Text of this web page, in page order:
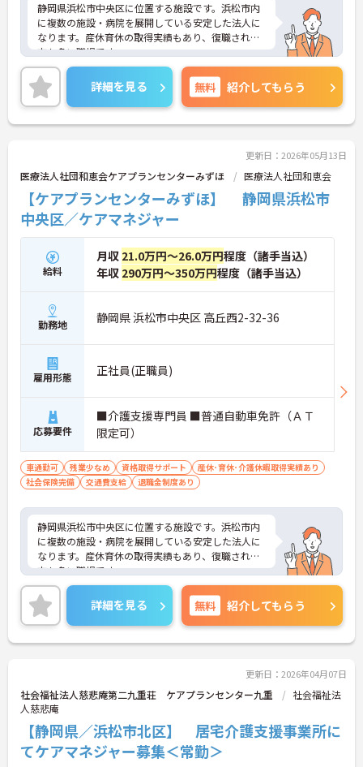
静岡県浜松市中央区に位置する施設です。浜松市内
に複数の施設・病院を展開している安定した法人に
なります。産休育休の取得実績もあり、復職される
方も多い職場です。
ご興味のある方は、面接対策ポイントなどさらに詳
細をお話致しますのでお気軽にお問い合わせ下さ
い。
詳細を見る 無料 紹介してもらう
更新日：2026年05月13日
医療法人社団和恵会ケアプランセンターみずほ 医療法人社団和恵会
【ケアプランセンターみずほ】 静岡県浜松市
中央区／ケアマネジャー
給料
月収 21.0万円～26.0万円程度（諸手当込）
年収 290万円～350万円程度（諸手当込）
勤務地 静岡県 浜松市中央区 高丘西2-32-36
雇用形態 正社員(正職員)
応募要件
■介護支援専門員 ■普通自動車免許（ＡＴ
限定可）
車通勤可 残業少なめ 資格取得サポート
産休･育休･介護休暇取得実績あり
社会保険完備
交通費支給 退職金制度あり
静岡県浜松市中央区に位置する施設です。浜松市内
に複数の施設・病院を展開している安定した法人に
なります。産休育休の取得実績もあり、復職される
方も多い職場です。
ご興味のある方は、面接対策ポイントなどさらに詳
細をお話致しますのでお気軽にお問い合わせ下さ
い。
詳細を見る 無料 紹介してもらう
更新日：2026年04月07日
社会福祉法人慈悲庵第二九重荘 ケアプランセンター九重
社会福祉法
人慈悲庵
【静岡県／浜松市北区】 居宅介護支援事業所に
てケアマネジャー募集＜常勤＞